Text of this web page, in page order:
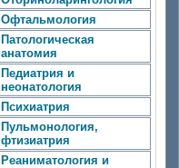
Офтальмология
Патологическая
анатомия
Педиатрия и
неонатология
Психиатрия
Пульмонология,
фтизиатрия
Реаниматология и